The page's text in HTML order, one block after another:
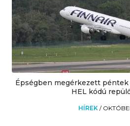
Épségben megérkezett péntek
HEL kódú
HÍREK /